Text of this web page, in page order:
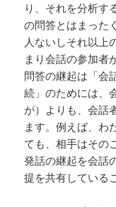
り、それを分析す
の問答とはまった
人ないしそれ以上
まり会話の参加者
問答の継起は「会
続」のためには、
が）よりも、会話
ます。例えば、わ
ても、相手はその
発話の継起を会話
提を共有している